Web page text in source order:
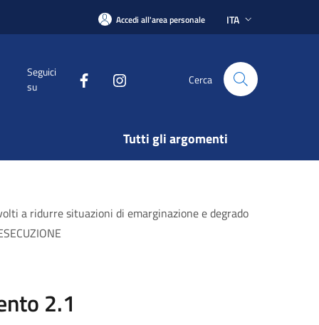
Accedi all'area personale ITA
Seguici
su
Cerca
Tutti gli argomenti
a ridurre situazioni di emarginazione e degrado
2.1